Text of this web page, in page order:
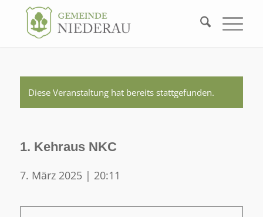
Diese Veranstaltung hat bereits stattgefunden.
1. Kehraus NKC
7. März 2025 | 20:11